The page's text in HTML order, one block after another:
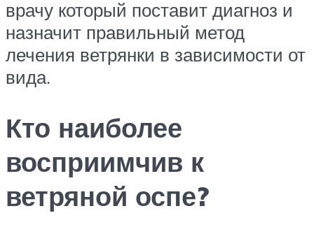
врачу который поставит диагноз и
назначит правильный метод
лечения ветрянки в зависимости от
вида.
Кто наиболее
восприимчив к
ветряной оспе?